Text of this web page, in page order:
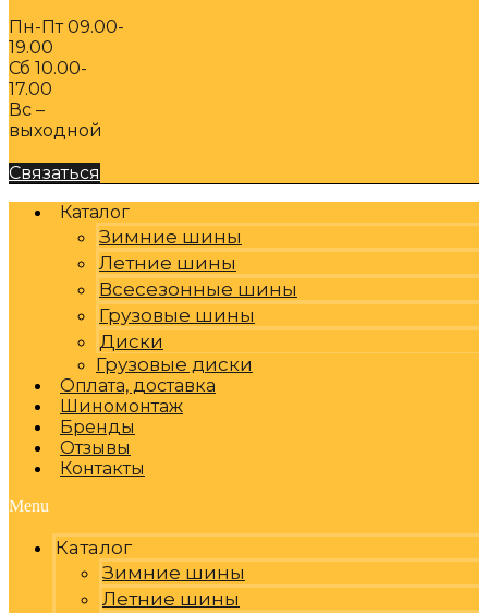
Пн-Пт 09.00-
19.00
Сб 10.00-
17.00
Вс –
выходной
Связаться
Каталог
Зимние шины
Летние шины
Всесезонные шины
Грузовые шины
Диски
Грузовые диски
Оплата, доставка
Шиномонтаж
Бренды
Отзывы
Контакты
Menu
Каталог
Зимние шины
Летние шины